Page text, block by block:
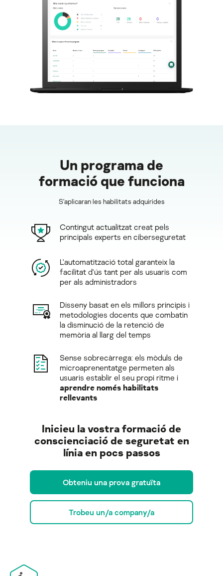
Un programa de
formació que funciona
S'aplicaran les habilitats adquirides
Contingut actualitzat creat pels
principals experts en ciberseguretat
L'automatització total garanteix la
facilitat d'ús tant per als usuaris com
per als administradors
Disseny basat en els millors principis i
metodologies docents que combatin
la disminució de la retenció de
memòria al llarg del temps
Sense sobrecàrrega: els mòduls de
microaprenentatge permeten als
usuaris establir el seu propi ritme i
aprendre només habilitats
rellevants
Inicieu la vostra formació de
conscienciació de seguretat en
línia en pocs passos
Obteniu una prova gratuïta
Trobeu un/a company/a